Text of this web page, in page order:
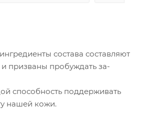
состава составляют
призваны пробуждать за-
способность поддерживать
нашей кожи.